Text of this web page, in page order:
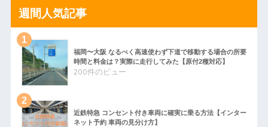
週間人気記事
福岡〜大阪 なるべく高速使わず下道で移動する場合の所要
時間と料金は？実際に走行してみた【原付2種対応】
200件のビュー
近鉄特急 コンセント付き車両に確実に乗る方法【インター
ネット予約 車両の見分け方】